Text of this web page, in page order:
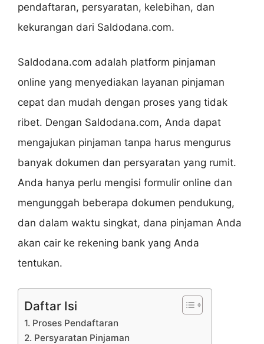
pendaftaran, persyaratan, kelebihan, dan
kekurangan dari Saldodana.com.
Saldodana.com adalah platform pinjaman
online yang menyediakan layanan pinjaman
cepat dan mudah dengan proses yang tidak
ribet. Dengan Saldodana.com, Anda dapat
mengajukan pinjaman tanpa harus mengurus
banyak dokumen dan persyaratan yang rumit.
Anda hanya perlu mengisi formulir online dan
mengunggah beberapa dokumen pendukung,
dan dalam waktu singkat, dana pinjaman Anda
akan cair ke rekening bank yang Anda
tentukan.
Daftar Isi
1. Proses Pendaftaran
2. Persyaratan Pinjaman